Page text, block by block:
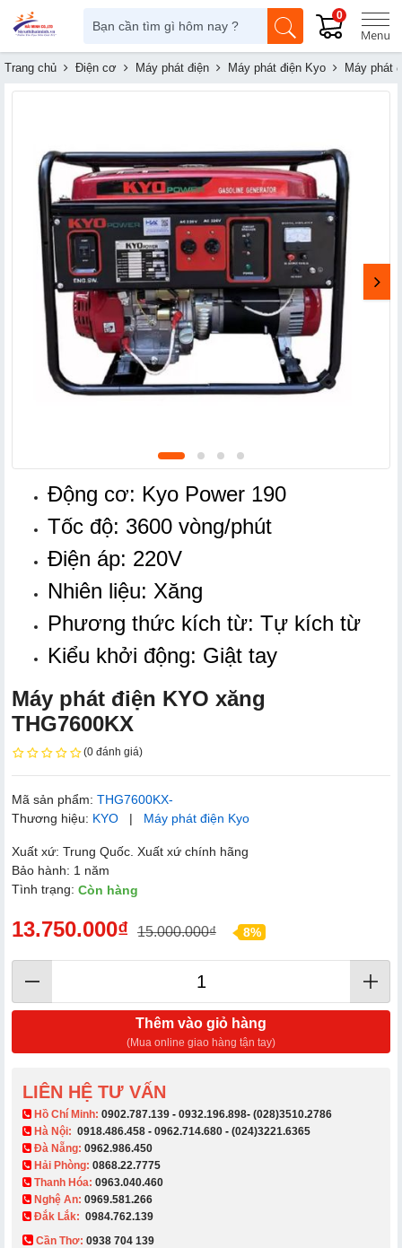
0
Trang chủ Điện cơ Máy phát điện Máy phát điện Kyo Máy phát
Động cơ: Kyo Power 190
Tốc độ: 3600 vòng/phút
Điện áp: 220V
Nhiên liệu: Xăng
Phương thức kích từ: Tự kích từ
Kiểu khởi động: Giật tay
Máy phát điện KYO xăng
THG7600KX
(0 đánh giá)
Mã sản phẩm: THG7600KX-
Thương hiệu: KYO | Máy phát điện Kyo
Xuất xứ: Trung Quốc. Xuất xứ chính hãng
Bảo hành: 1 năm
Tình trạng: Còn hàng
13.750.000₫ 15.000.000₫ 8%
Thêm vào giỏ hàng
(Mua online giao hàng tận tay)
LIÊN HỆ TƯ VẤN
​ Hồ Chí Minh: 0902.787.139 - 0932.196.898- (028)3510.2786
Hà Nội: 0918.486.458 - 0962.714.680 - (024)3221.6365
Đà Nẵng: 0962.986.450
Hải Phòng: 0868.22.7775
Thanh Hóa: 0963.040.460
Nghệ An: 0969.581.266
Đắk Lắk: 0984.762.139
Cần Thơ: 0938 704 139​